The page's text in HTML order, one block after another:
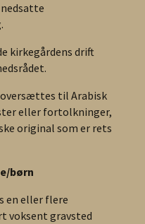
kirkegårdens drift
til Arabisk
eller fortolkninger,
original som er rets
børn
en eller flere
voksent gravsted